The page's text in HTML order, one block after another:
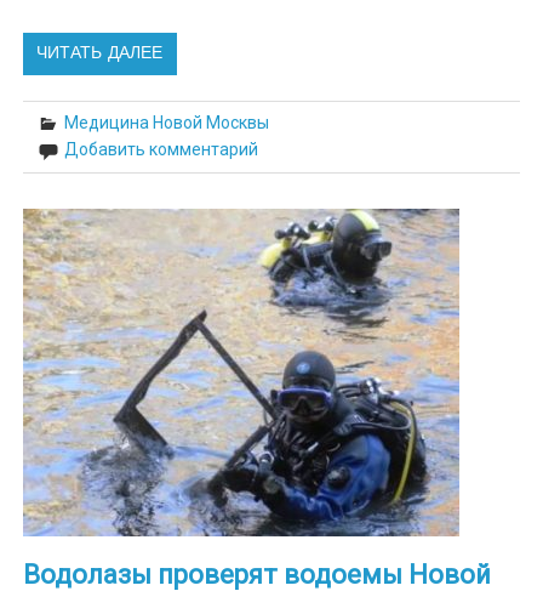
ЧИТАТЬ ДАЛЕЕ
Медицина Новой Москвы
Добавить комментарий
Водолазы проверят водоемы Новой